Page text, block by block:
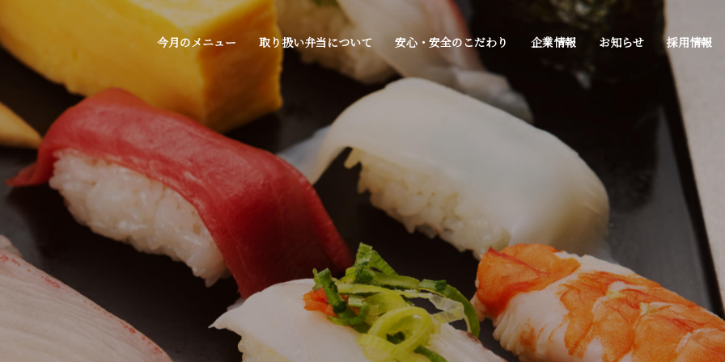
今月のメニュー 取り扱い弁当について 安心・安全のこだわり 企業情報 お知らせ 採用情報